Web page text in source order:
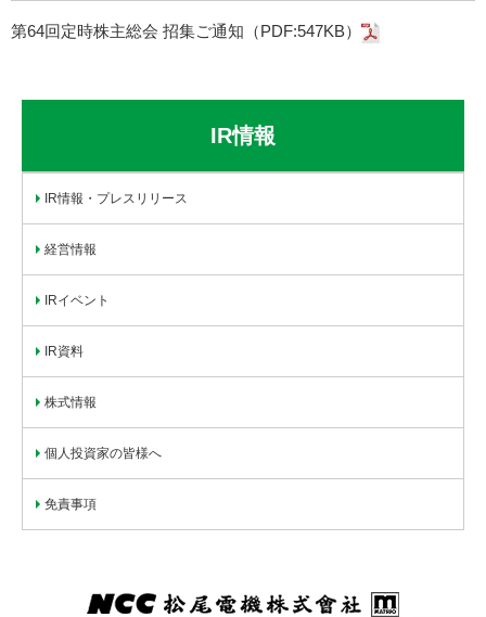
第64回定時株主総会 招集ご通知（PDF:547KB）
IR情報
IR情報・プレスリリース
経営情報
IRイベント
IR資料
株式情報
個人投資家の皆様へ
免責事項